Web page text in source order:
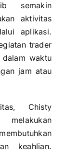
semakin
aktivitas
aplikasi.
trader
waktu
jam atau
Chisty
keahlian.